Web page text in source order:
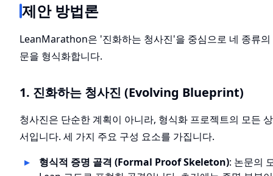
제안 방법론
LeanMarathon은 '진화하는 청사진'을 중심으로 네 종류
문을 형식화합니다.
1. 진화하는 청사진 (Evolving Blueprint)
청사진은 단순한 계획이 아니라, 형식화 프로젝트의 모든
서입니다. 세 가지 주요 구성 요소를 가집니다.
형식적 증명 골격 (Formal Proof Skeleton): 논문의